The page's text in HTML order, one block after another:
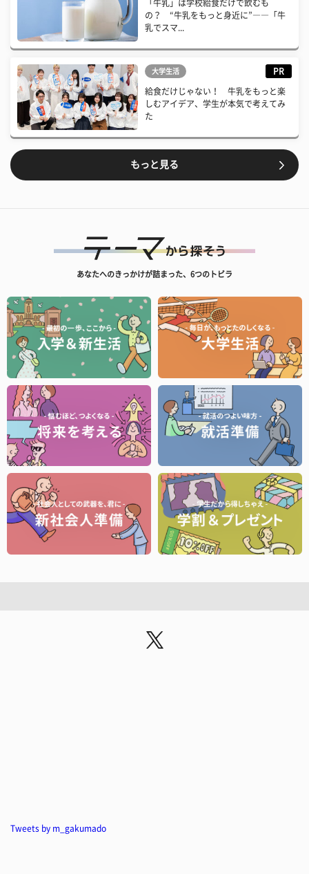
「牛乳」は学校給食だけで飲むも
の？ “牛乳をもっと身近に”――「牛
乳でスマ...
大学生活 PR
給食だけじゃない！ 牛乳をもっと楽
しむアイデア、学生が本気で考えてみ
た
もっと見る
あなたへのきっかけが詰まった、6つのトビラ
Tweets by m_gakumado